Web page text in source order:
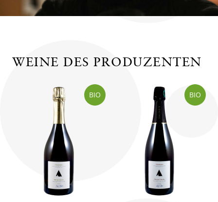
WEINE DES PRODUZENTEN
BIO BIO